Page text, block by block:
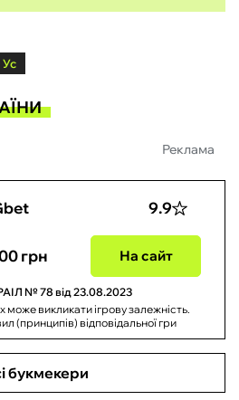
Ус
Реклама
9.9
грн На сайт
№ 78 від 23.08.2023
може викликати ігрову залежність.
(принципів) відповідальної гри
букмекери